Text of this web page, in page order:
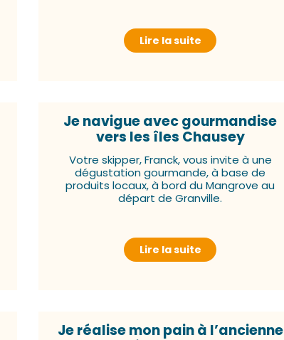
Lire la suite
Je navigue avec gourmandise
vers les îles Chausey
Votre skipper, Franck, vous invite à une
dégustation gourmande, à base de
produits locaux, à bord du Mangrove au
départ de Granville.
Lire la suite
Je réalise mon pain à l’ancienne